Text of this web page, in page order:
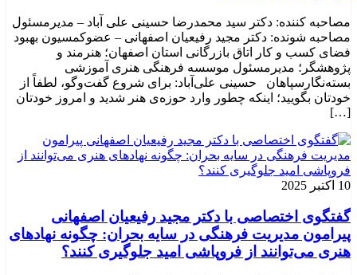
مصاحبه کننده: دکتر سید محمدرضا حسینی علی آباد – مدیرمسئول
مصاحبه شونده: دکتر مجید رفیعیان اصفهانی – عضوکمسیون بهبود
فضای کسب و کار اتاق بازرگانی استان اصفهان؛ هنرمند و
پژوهشگر؛ ‌مدیرمسئول موسسه فرهنگی هنری آموزشی
بسته‌نگارسپاهان حسینی علی‌آباد: برای شروع گفت‌وگو، لطفاً از
خودتان بگویید؛ اینکه چطور وارد حوزه‌ی هنر شدید و امروز خودتان
[…]
10 اکتبر 2025
گفتگوی اختصاصی با دکتر مجید رفیعیان اصفهانی
پیرامون مدیریت فرهنگی در سایه بحران: چگونه نهادهای
هنری می‌توانند از فروپاشی امید جلوگیری کنند؟